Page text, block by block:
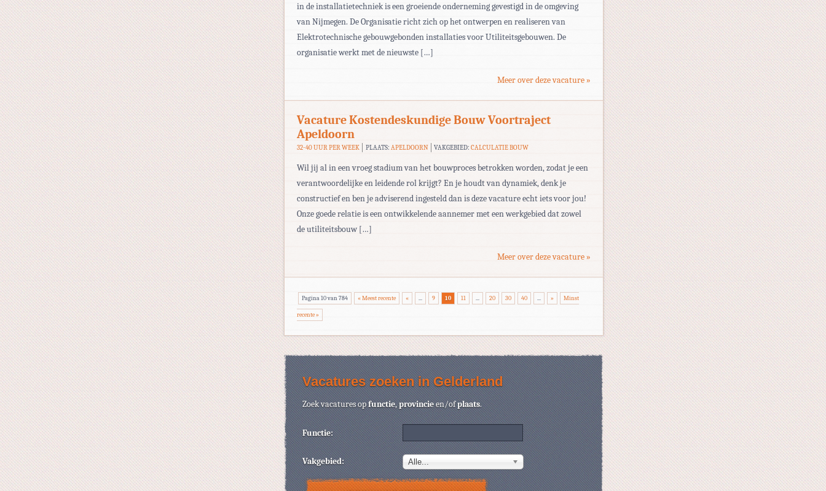
in de installatietechniek is een groeiende onderneming gevestigd in de omgeving
van Nijmegen. De Organisatie richt zich op het ontwerpen en realiseren van
Elektrotechnische gebouwgebonden installaties voor Utiliteitsgebouwen. De
organisatie werkt met de nieuwste […]
Meer over deze vacature »
Vacature Kostendeskundige Bouw Voortraject
Apeldoorn
32-40 UUR PER WEEK PLAATS: APELDOORN VAKGEBIED:CALCULATIE BOUW
Wil jij al in een vroeg stadium van het bouwproces betrokken worden, zodat je een
verantwoordelijke en leidende rol krijgt? En je houdt van dynamiek, denk je
constructief en ben je adviserend ingesteld dan is deze vacature echt iets voor jou!
Onze goede relatie is een ontwikkelende aannemer met een werkgebied dat zowel
de utiliteitsbouw […]
Meer over deze vacature »
Pagina 10 van 784 « Meest recente « ... 9 10 11 ... 20 30 40 ... » Minst
recente »
Vacatures zoeken in Gelderland
Zoek vacatures opfunctie,provincieen/ofplaats.
Functie:
Vakgebied: Alle...